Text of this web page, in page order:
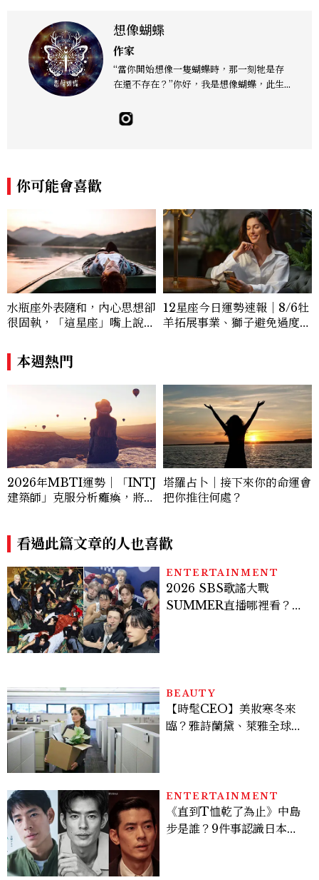
想像蝴蝶
作家
“當你開始想像一隻蝴蝶時，那一刻牠是存
在還不存在？”你好，我是想像蝴蝶，此生
際種子們找到歸途。在這個瞬息萬變的世界
裡，我們因進入人類系統，投入實相迷失了
的記憶，讓我們共同啟程，靜聽內心的聲
音，解開藏匿在記憶中的秘密。想像蝴蝶引
導你開啟愛與智慧的光芒照亮前行的道路，
踏上這趟神秘之旅，讓靈魂在愛的擁抱中覺
醒，綻放屬於自己獨特的光芒。
你可能會喜歡
水瓶座外表隨和，內心思想卻
很固執，「這星座」嘴上說都
選！12星座最難被改變的一
面
12星座今日運勢速報｜8/6牡
羊拓展事業、獅子避免過度借
本週熱門
2026年MBTI運勢｜「INTJ
建築師」克服分析癱瘓，將智
塔羅占卜｜接下來你的命運會
把你推往何處？
看過此篇文章的人也喜歡
ENTERTAINMENT
2026 SBS歌謠大戰
SUMMER直播哪裡看？
BEAUTY
【時髦CEO】美妝寒冬來
臨？雅詩蘭黛、萊雅全球裁
ENTERTAINMENT
《直到T恤乾了為止》中島
步是誰？9件事認識日本